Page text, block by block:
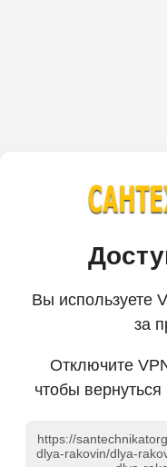
Вы используете
за
Отключите
чтобы
https://
dlya-rakovin/dlya-